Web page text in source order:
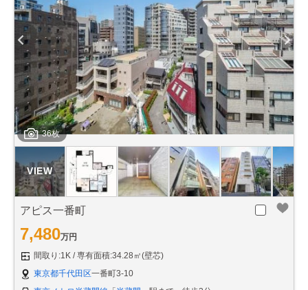
36枚
アピス一番町
7,480万円
間取り:1K
専有面積:34.28㎡(壁芯)
東京都千代田区一番町3-10